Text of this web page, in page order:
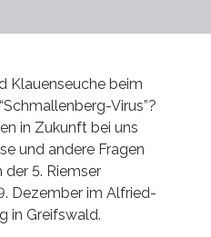
Klauenseuche beim
Virus”?
in Zukunft bei uns
und andere Fragen
5. Riemser
Dezember im Alfried-
in Greifswald.